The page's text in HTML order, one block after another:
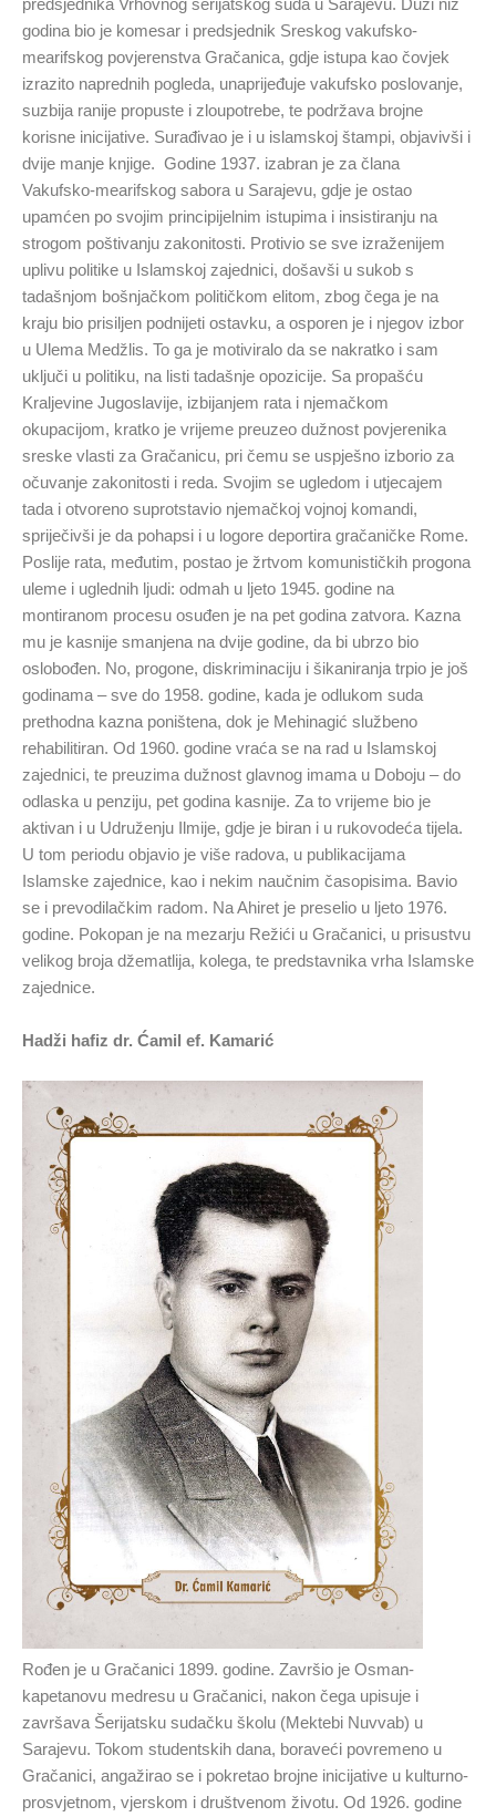
predsjednika Vrhovnog šerijatskog suda u Sarajevu. Duži niz
godina bio je komesar i predsjednik Sreskog vakufsko-
mearifskog povjerenstva Gračanica, gdje istupa kao čovjek
izrazito naprednih pogleda, unaprijeđuje vakufsko poslovanje,
suzbija ranije propuste i zloupotrebe, te podržava brojne
korisne inicijative. Surađivao je i u islamskoj štampi, objavivši i
dvije manje knjige. Godine 1937. izabran je za člana
Vakufsko-mearifskog sabora u Sarajevu, gdje je ostao
upamćen po svojim principijelnim istupima i insistiranju na
strogom poštivanju zakonitosti. Protivio se sve izraženijem
uplivu politike u Islamskoj zajednici, došavši u sukob s
tadašnjom bošnjačkom političkom elitom, zbog čega je na
kraju bio prisiljen podnijeti ostavku, a osporen je i njegov izbor
u Ulema Medžlis. To ga je motiviralo da se nakratko i sam
uključi u politiku, na listi tadašnje opozicije. Sa propašću
Kraljevine Jugoslavije, izbijanjem rata i njemačkom
okupacijom, kratko je vrijeme preuzeo dužnost povjerenika
sreske vlasti za Gračanicu, pri čemu se uspješno izborio za
očuvanje zakonitosti i reda. Svojim se ugledom i utjecajem
tada i otvoreno suprotstavio njemačkoj vojnoj komandi,
spriječivši je da pohapsi i u logore deportira gračaničke Rome.
Poslije rata, međutim, postao je žrtvom komunističkih progona
uleme i uglednih ljudi: odmah u ljeto 1945. godine na
montiranom procesu osuđen je na pet godina zatvora. Kazna
mu je kasnije smanjena na dvije godine, da bi ubrzo bio
oslobođen. No, progone, diskriminaciju i šikaniranja trpio je još
godinama – sve do 1958. godine, kada je odlukom suda
prethodna kazna poništena, dok je Mehinagić službeno
rehabilitiran. Od 1960. godine vraća se na rad u Islamskoj
zajednici, te preuzima dužnost glavnog imama u Doboju – do
odlaska u penziju, pet godina kasnije. Za to vrijeme bio je
aktivan i u Udruženju Ilmije, gdje je biran i u rukovodeća tijela.
U tom periodu objavio je više radova, u publikacijama
Islamske zajednice, kao i nekim naučnim časopisima. Bavio
se i prevodilačkim radom. Na Ahiret je preselio u ljeto 1976.
godine. Pokopan je na mezarju Režići u Gračanici, u prisustvu
velikog broja džematlija, kolega, te predstavnika vrha Islamske
zajednice.
Hadži hafiz dr. Ćamil ef. Kamarić
Rođen je u Gračanici 1899. godine. Završio je Osman-
kapetanovu medresu u Gračanici, nakon čega upisuje i
završava Šerijatsku sudačku školu (Mektebi Nuvvab) u
Sarajevu. Tokom studentskih dana, boraveći povremeno u
Gračanici, angažirao se i pokretao brojne inicijative u kulturno-
prosvjetnom, vjerskom i društvenom životu. Od 1926. godine